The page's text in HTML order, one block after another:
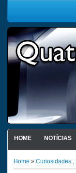
HOME NOTÍCIAS
Home » Curiosidades ,